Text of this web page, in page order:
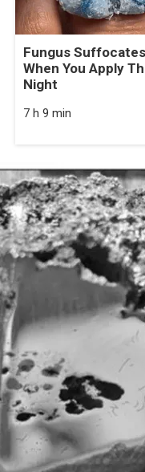
Fungus
When You Apply
Night
7 h 9 min